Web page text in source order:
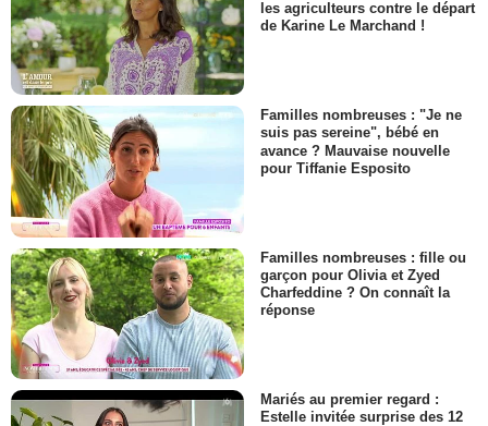
les agriculteurs contre le départ
de Karine Le Marchand !
Familles nombreuses : "Je ne
suis pas sereine", bébé en
avance ? Mauvaise nouvelle
pour Tiffanie Esposito
Familles nombreuses : fille ou
garçon pour Olivia et Zyed
Charfeddine ? On connaît la
réponse
Mariés au premier regard :
Estelle invitée surprise des 12